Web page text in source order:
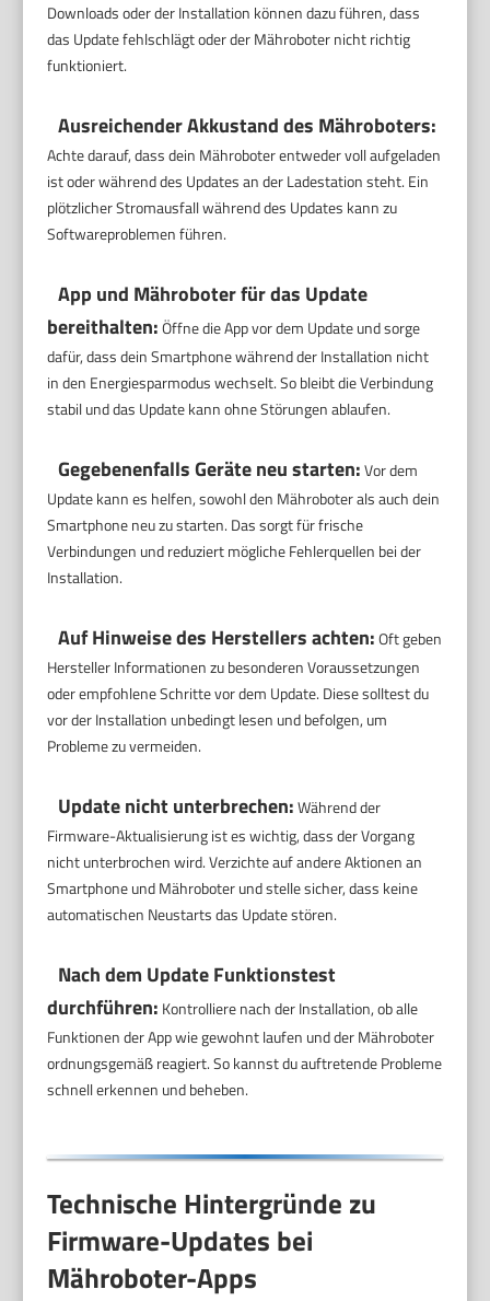
Downloads oder der Installation können dazu führen, dass
das Update fehlschlägt oder der Mähroboter nicht richtig
funktioniert.
Ausreichender Akkustand des Mähroboters:
Achte darauf, dass dein Mähroboter entweder voll aufgeladen
ist oder während des Updates an der Ladestation steht. Ein
plötzlicher Stromausfall während des Updates kann zu
Softwareproblemen führen.
App und Mähroboter für das Update
bereithalten:Öffne die App vor dem Update und sorge
dafür, dass dein Smartphone während der Installation nicht
in den Energiesparmodus wechselt. So bleibt die Verbindung
stabil und das Update kann ohne Störungen ablaufen.
Gegebenenfalls Geräte neu starten:Vor dem
Update kann es helfen, sowohl den Mähroboter als auch dein
Smartphone neu zu starten. Das sorgt für frische
Verbindungen und reduziert mögliche Fehlerquellen bei der
Installation.
Auf Hinweise des Herstellers achten:Oft geben
Hersteller Informationen zu besonderen Voraussetzungen
oder empfohlene Schritte vor dem Update. Diese solltest du
vor der Installation unbedingt lesen und befolgen, um
Probleme zu vermeiden.
Update nicht unterbrechen:Während der
Firmware-Aktualisierung ist es wichtig, dass der Vorgang
nicht unterbrochen wird. Verzichte auf andere Aktionen an
Smartphone und Mähroboter und stelle sicher, dass keine
automatischen Neustarts das Update stören.
Nach dem Update Funktionstest
durchführen: Kontrolliere nach der Installation, ob alle
Funktionen der App wie gewohnt laufen und der Mähroboter
ordnungsgemäß reagiert. So kannst du auftretende Probleme
schnell erkennen und beheben.
Technische Hintergründe zu
Firmware-Updates bei
Mähroboter-Apps